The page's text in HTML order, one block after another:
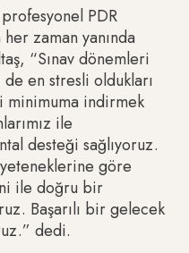
PDR
zaman yanında
“Sınav dönemleri
de en stresli oldukları
minimuma indirmek
ile
desteği sağlıyoruz.
göre
ile doğru bir
Başarılı bir gelecek
dedi.